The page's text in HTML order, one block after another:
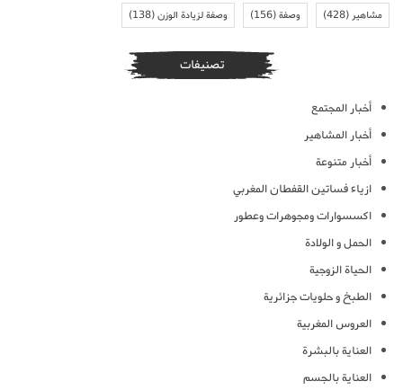
مشاهير(428) وصفة(156) وصفة لزيادة الوزن(138)
تصنيفات
أخبار المجتمع
أخبار المشاهير
أخبار متنوعة
ازياء فساتين القفطان المغربي
اكسسوارات ومجوهرات وعطور
الحمل و الولادة
الحياة الزوجية
الطبخ و حلويات جزائرية
العروس المغربية
العناية بالبشرة
العناية بالجسم